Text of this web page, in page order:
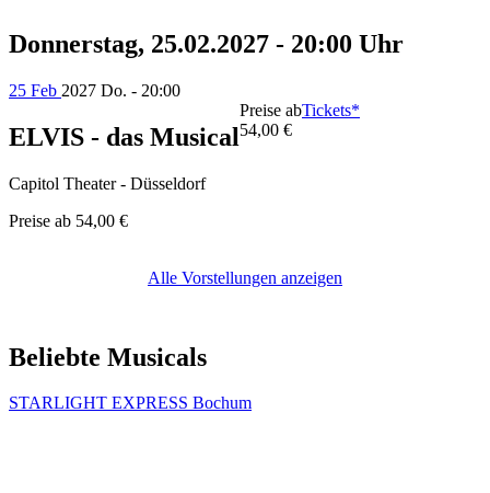
Donnerstag, 25.02.2027 - 20:00 Uhr
25 Feb 2027 Do. - 20:00
ELVIS - das Musical
Capitol Theater - Düsseldorf
Preise ab 54,00 €
Preise ab
54,00 €
Tickets*
Alle Vorstellungen anzeigen
Beliebte Musicals
STARLIGHT EXPRESS Bochum